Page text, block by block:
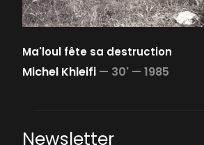
Ma'loul fête sa destruction
Michel Khleifi — 30' — 1985
Newsletter